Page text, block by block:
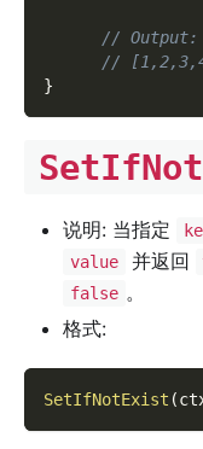
// Output:
//
}
说明: 当指定
value 并返回
false 。
格式:
SetIfNotExist (